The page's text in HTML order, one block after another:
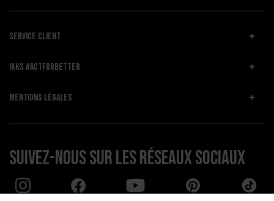
SERVICE CLIENT
IKKS #ACTFORBETTER
MENTIONS LÉGALES
Suivez-nous sur les réseaux sociaux